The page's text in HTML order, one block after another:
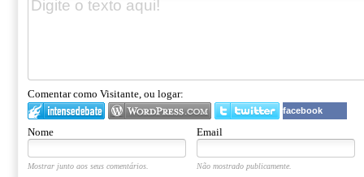
Comentar como Visitante, ou logar:
facebook
Nome Email
Mostrar junto aos seus comentários. Não mostrado publicamente.